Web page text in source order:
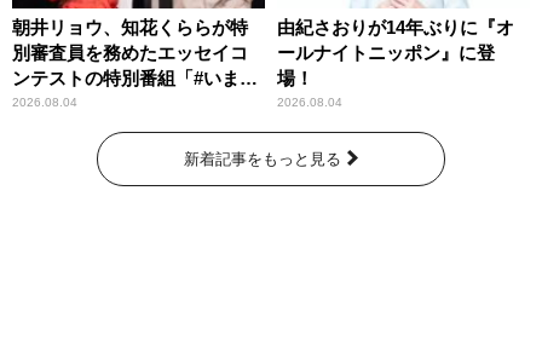
朝井リョウ、知花くららが特
別審査員を務めたエッセイコ
ンテストの特別番組「#いまあ
なたに伝えたいこと」
2026.08.04
由紀さおりが14年ぶりに『オ
ールナイトニッポン』に登
場！
2026.08.04
新着記事をもっと見る